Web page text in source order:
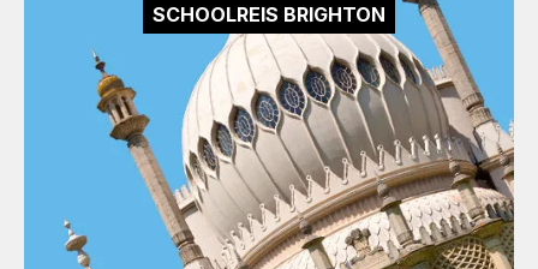
SCHOOLREIS BRIGHTON